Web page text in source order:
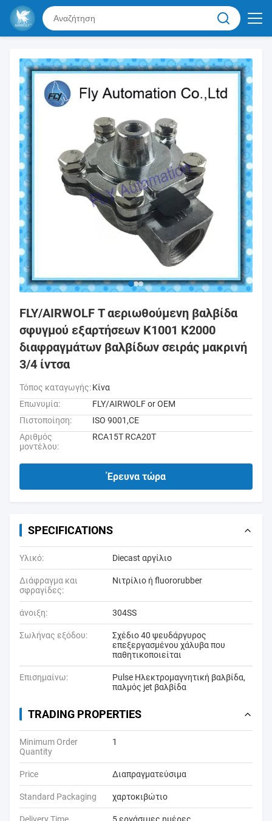
FLY/AIRWOLF Τ αεριωθούμενη βαλβίδα
σφυγμού εξαρτήσεων K1001 K2000
διαφραγμάτων βαλβίδων σειράς μακρινή
3/4 ίντσα
Τόπος καταγωγής:Κίνα
Επωνυμία:
FLY/AIRWOLF or OEM
Πιστοποίηση:
ISO 9001,CE
Αριθμός
μοντέλου:
RCA15T RCA20T
Έρευνα τώρα
SPECIFICATIONS
Υλικό: Diecast αργίλιο
Διάφραγμα και
σφραγίδες:
Νιτρίλιο ή fluororubber
άνοιξη: 304SS
Σωλήνας εξόδου:
Σχέδιο 40 ψευδάργυρος
επεξεργασμένου χάλυβα που
παθητικοποιείται
Επισημαίνω: Pulse Ηλεκτρομαγνητική βαλβίδα,
παλμός jet βαλβίδα
TRADING PROPERTIES
Minimum Order
Quantity
1
Price Διαπραγματεύσιμα
Standard Packaging χαρτοκιβώτιο